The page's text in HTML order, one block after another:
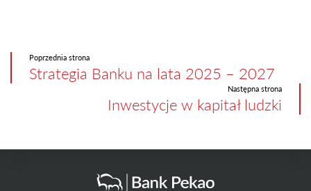
Poprzednia strona
Strategia Banku na lata 2025 – 2027
Następna strona
Inwestycje w kapitał ludzki